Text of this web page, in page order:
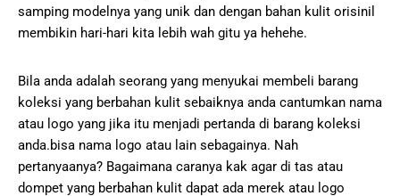
samping modelnya yang unik dan dengan bahan kulit orisinil
membikin hari-hari kita lebih wah gitu ya hehehe.
Bila anda adalah seorang yang menyukai membeli barang
koleksi yang berbahan kulit sebaiknya anda cantumkan nama
atau logo yang jika itu menjadi pertanda di barang koleksi
anda.bisa nama logo atau lain sebagainya. Nah
pertanyaanya? Bagaimana caranya kak agar di tas atau
dompet yang berbahan kulit dapat ada merek atau logo